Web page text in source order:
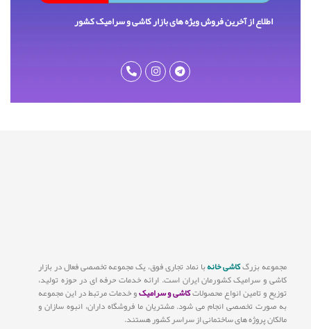
اطلاع از آخرین فروش ویژه های بازار کاشی و سرامیک کشور
مجموعه بزرگکاشی خانهبا نماد تجاری فوق، یک مجموعه تخصصی فعال در بازار
کاشی و سرامیک کشورمان ایران است. ارائه خدمات حرفه ای در حوزه تولید،
توزیع و تامین انواع محصولاتکاشی و سرامیکو خدمات مرتبط در این مجموعه
به صورت تخصصی انجام می شود. مشتریان ما فروشگاه داران، انبوه سازان و
مالکان پروژه های ساختمانی از سراسر کشور هستند.